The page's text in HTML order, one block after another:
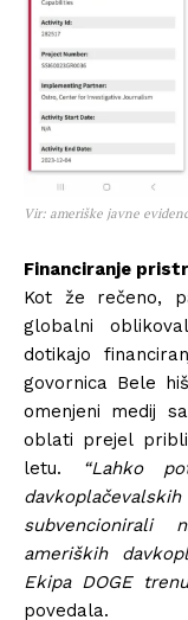
Vir: ameriške javne
Financiranje
Kot že rečeno,
globalni
dotikajo
govornica Bele
omenjeni medij
oblati prejel
letu.
“Lahko
ameriških
Ekipa DOGE
povedala.